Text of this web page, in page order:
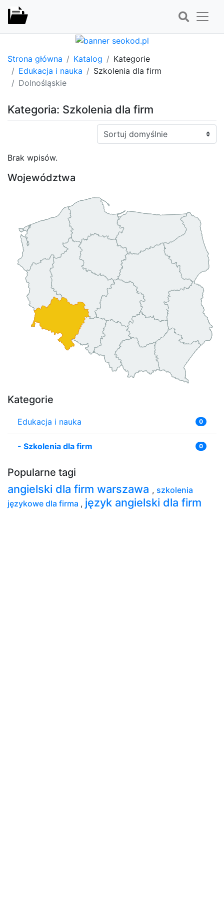
Strona główna Katalog
Kategorie
Edukacja i nauka
Szkolenia dla firm
Dolnośląskie
Kategoria: Szkolenia dla firm
Sortuj:
Brak wpisów.
Województwa
Kategorie
Edukacja i nauka 0
- Szkolenia dla firm 0
Popularne tagi
angielski dla firm warszawa , szkolenia
językowe dla firma , język angielski dla firm